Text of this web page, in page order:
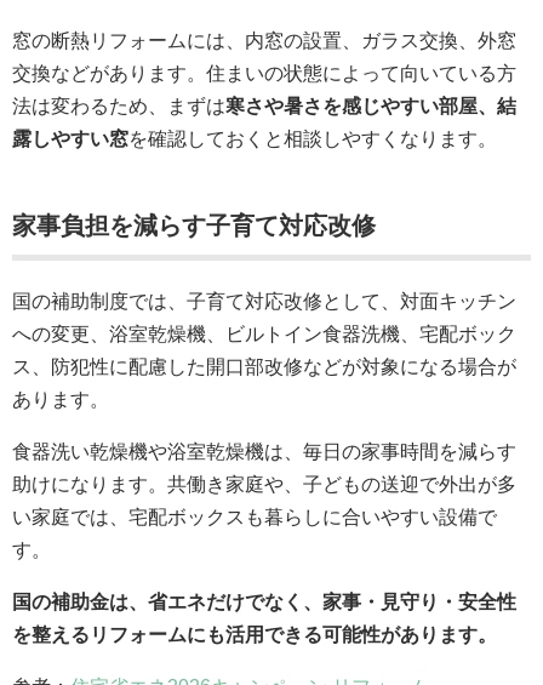
窓の断熱リフォームには、内窓の設置、ガラス交換、外窓
交換などがあります。住まいの状態によって向いている方
法は変わるため、まずは寒さや暑さを感じやすい部屋、結
露しやすい窓を確認しておくと相談しやすくなります。
家事負担を減らす子育て対応改修
国の補助制度では、子育て対応改修として、対面キッチン
への変更、浴室乾燥機、ビルトイン食器洗機、宅配ボック
ス、防犯性に配慮した開口部改修などが対象になる場合が
あります。
食器洗い乾燥機や浴室乾燥機は、毎日の家事時間を減らす
助けになります。共働き家庭や、子どもの送迎で外出が多
い家庭では、宅配ボックスも暮らしに合いやすい設備で
す。
国の補助金は、省エネだけでなく、家事・見守り・安全性
を整えるリフォームにも活用できる可能性があります。